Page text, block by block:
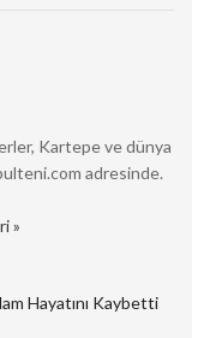
Kartepe ve dünya
adresinde.